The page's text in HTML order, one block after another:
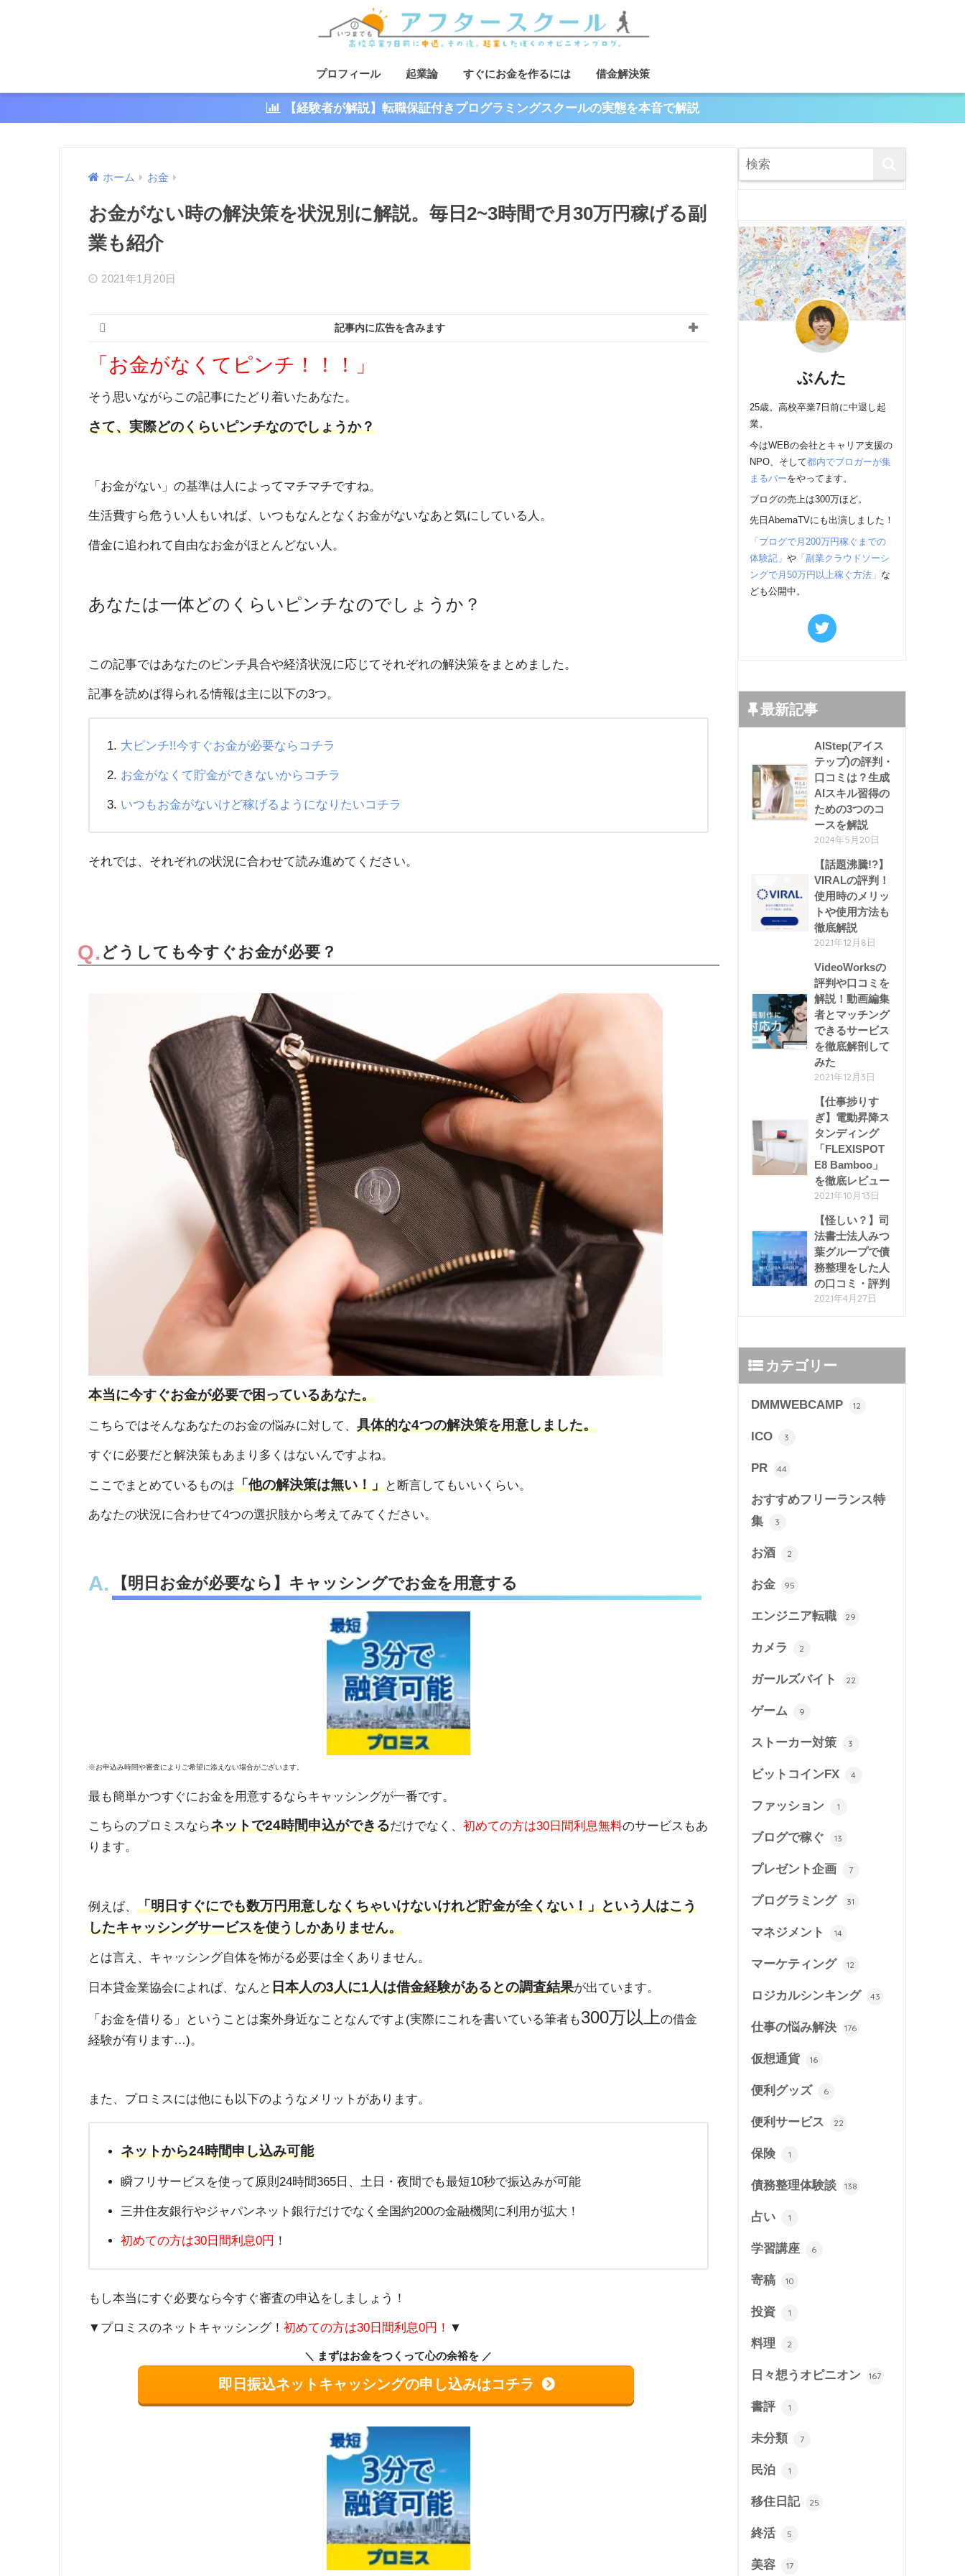
プロフィール 起業論 すぐにお金を作るには 借金解決策
【経験者が解説】転職保証付きプログラミングスクールの実態を本音で解説
ホーム お金
お金がない時の解決策を状況別に解説。毎日2~3時間で月30万円稼げる副
業も紹介
2021年1月20日
記事内に広告を含みます
「お金がなくてピンチ！！！」
そう思いながらこの記事にたどり着いたあなた。
さて、実際どのくらいピンチなのでしょうか？
「お金がない」の基準は人によってマチマチですね。
生活費すら危うい人もいれば、いつもなんとなくお金がないなあと気にしている人。
借金に追われて自由なお金がほとんどない人。
あなたは一体どのくらいピンチなのでしょうか？
この記事ではあなたのピンチ具合や経済状況に応じてそれぞれの解決策をまとめました。
記事を読めば得られる情報は主に以下の3つ。
大ピンチ!!今すぐお金が必要ならコチラ
お金がなくて貯金ができないからコチラ
いつもお金がないけど稼げるようになりたいコチラ
それでは、それぞれの状況に合わせて読み進めてください。
どうしても今すぐお金が必要？
本当に今すぐお金が必要で困っているあなた。
こちらではそんなあなたのお金の悩みに対して、 具体的な4つの解決策を用意しました。
すぐに必要だと解決策もあまり多くはないんですよね。
ここでまとめているものは「他の解決策は無い！」と断言してもいいくらい。
あなたの状況に合わせて4つの選択肢から考えてみてください。
【明日お金が必要なら】キャッシングでお金を用意する
※お申込み時間や審査によりご希望に添えない場合がございます。
最も簡単かつすぐにお金を用意するならキャッシングが一番です。
こちらのプロミスならネットで24時間申込ができるだけでなく、 初めての方は30日間利息無料のサービスもあ
ります。
例えば、 「明日すぐにでも数万円用意しなくちゃいけないけれど貯金が全くない！」という人はこう
したキャッシングサービスを使うしかありません。
とは言え、キャッシング自体を怖がる必要は全くありません。
日本貸金業協会によれば、なんと日本人の3人に1人は借金経験があるとの調査結果が出ています。
「お金を借りる」ということは案外身近なことなんですよ(実際にこれを書いている筆者も300万以上の借金
経験が有ります…)。
また、プロミスには他にも以下のようなメリットがあります。
ネットから24時間申し込み可能
瞬フリサービスを使って原則24時間365日、土日・夜間でも最短10秒で振込みが可能
三井住友銀行やジャパンネット銀行だけでなく全国約200の金融機関に利用が拡大！
初めての方は30日間利息0円 ！
もし本当にすぐ必要なら今すぐ審査の申込をしましょう！
▼プロミスのネットキャッシング！ 初めての方は30日間利息0円！ ▼
まずはお金をつくって心の余裕を
即日振込ネットキャッシングの申し込みはコチラ
ぶんた
25歳。高校卒業7日前に中退し起
業。
今はWEBの会社とキャリア支援の
NPO、そして都内でブロガーが集
まるバーをやってます。
ブログの売上は300万ほど。
先日AbemaTVにも出演しました！
「ブログで月200万円稼ぐまでの
体験記」 や「副業クラウドソーシ
ングで月50万円以上稼ぐ方法」 な
ども公開中。
最新記事
AIStep(アイス
テップ)の評判・
口コミは？生成
AIスキル習得の
ための3つのコ
ースを解説
2024年5月20日
【話題沸騰!?】
VIRALの評判！
使用時のメリッ
トや使用方法も
徹底解説
2021年12月8日
VideoWorksの
評判や口コミを
解説！動画編集
者とマッチング
できるサービス
を徹底解剖して
みた
2021年12月3日
【仕事捗りす
ぎ】電動昇降ス
タンディング
「FLEXISPOT
E8 Bamboo」
を徹底レビュー
2021年10月13日
【怪しい？】司
法書士法人みつ
葉グループで債
務整理をした人
の口コミ・評判
2021年4月27日
カテゴリー
DMMWEBCAMP 12
ICO 3
PR 44
おすすめフリーランス特
集
3
お酒 2
お金 95
エンジニア転職 29
カメラ 2
ガールズバイト 22
ゲーム 9
ストーカー対策 3
ビットコインFX 4
ファッション 1
ブログで稼ぐ 13
プレゼント企画 7
プログラミング 31
マネジメント 14
マーケティング 12
ロジカルシンキング 43
仕事の悩み解決 176
仮想通貨 16
便利グッズ 6
便利サービス 22
保険 1
債務整理体験談 138
占い 1
学習講座 6
寄稿 10
投資 1
料理 2
日々想うオピニオン 167
書評 1
未分類 7
民泊 1
移住日記 25
終活 5
美容 17